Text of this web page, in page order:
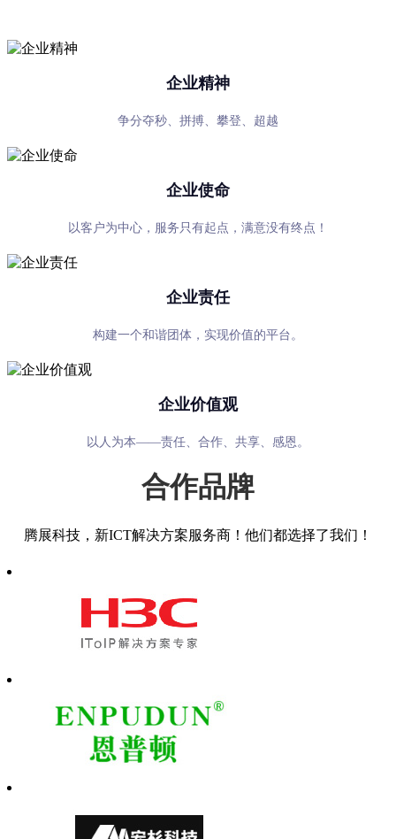
企业精神
争分夺秒、拼搏、攀登、超越
企业使命
以客户为中心，服务只有起点，满意没有终点！
企业责任
构建一个和谐团体，实现价值的平台。
企业价值观
以人为本——责任、合作、共享、感恩。
合作品牌
腾展科技，新ICT解决方案服务商！他们都选择了我们！